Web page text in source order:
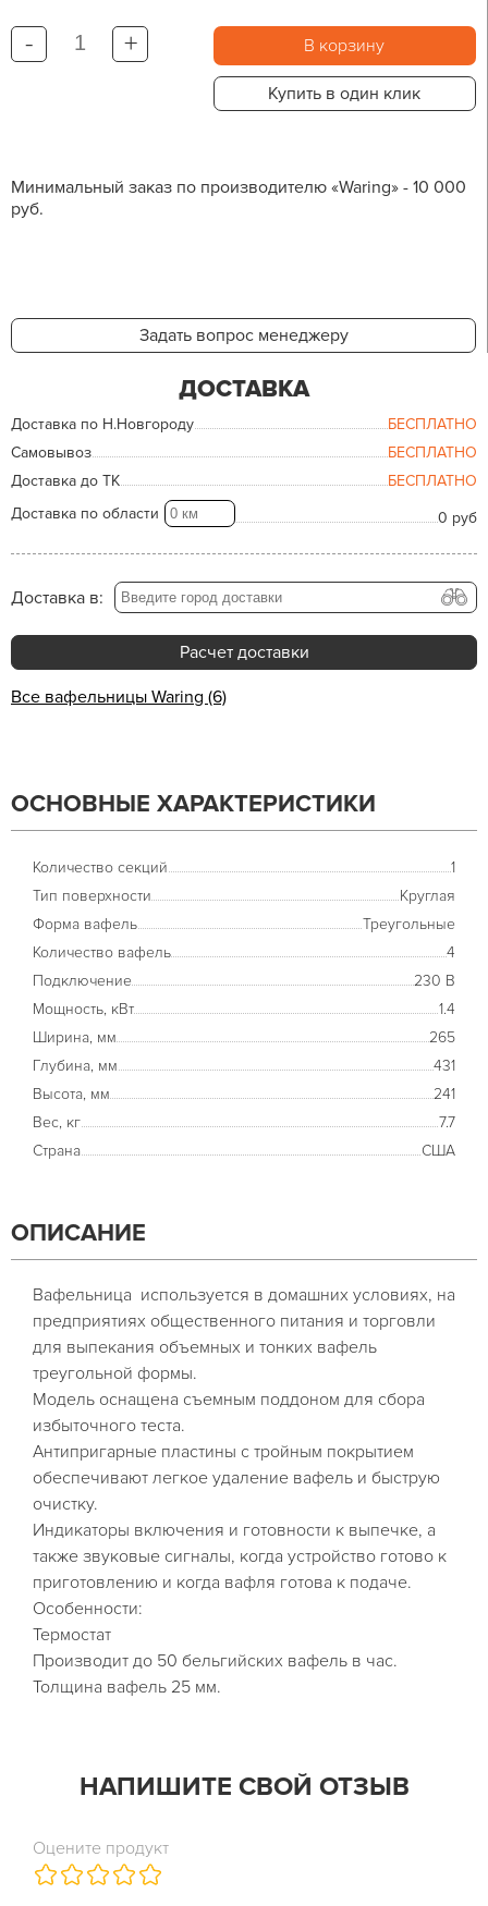
- + В корзину
Купить в один клик
Минимальный заказ по производителю «Waring» - 10 000
руб.
Задать вопрос менеджеру
ДОСТАВКА
Доставка по Н.Новгороду
БЕСПЛАТНО
Самовывоз
БЕСПЛАТНО
Доставка до ТК
БЕСПЛАТНО
Доставка по области
0 руб
Доставка в:
Расчет доставки
Все вафельницы Waring (6)
ОСНОВНЫЕ ХАРАКТЕРИСТИКИ
Количество секций
1
Тип поверхности
Круглая
Форма вафель
Треугольные
Количество вафель
4
Подключение
230 В
Мощность, кВт
1.4
Ширина, мм
265
Глубина, мм
431
Высота, мм
241
Вес, кг
7.7
Страна
США
ОПИСАНИЕ
Вафельница используется в домашних условиях, на
предприятиях общественного питания и торговли
для выпекания объемных и тонких вафель
треугольной формы.
Модель оснащена съемным поддоном для сбора
избыточного теста.
Антипригарные пластины с тройным покрытием
обеспечивают легкое удаление вафель и быструю
очистку.
Индикаторы включения и готовности к выпечке, а
также звуковые сигналы, когда устройство готово к
приготовлению и когда вафля готова к подаче.
Особенности:
Термостат
Производит до 50 бельгийских вафель в час.
Толщина вафель 25 мм.
НАПИШИТЕ СВОЙ ОТЗЫВ
Оцените продукт